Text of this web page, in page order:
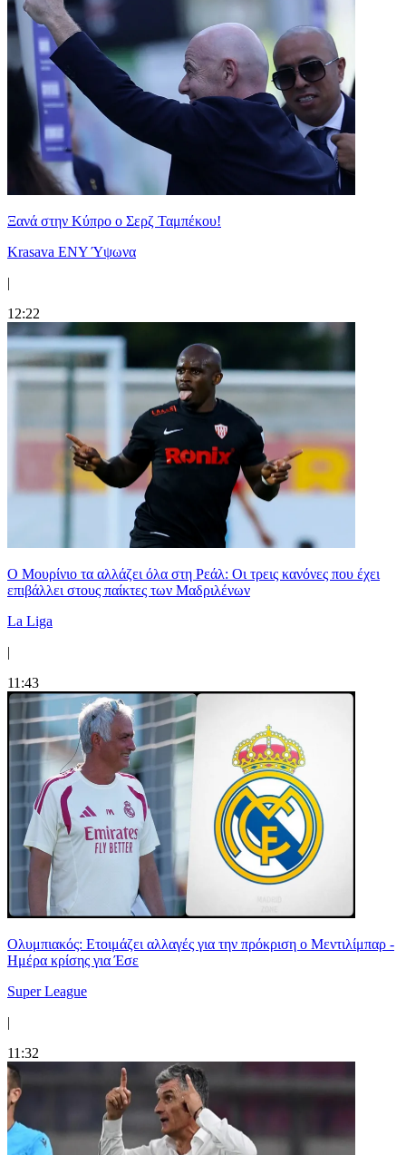
Ξανά στην Κύπρο ο Σερζ Ταμπέκου!
Krasava ENY Ύψωνα
|
12:22
Ο Μουρίνιο τα αλλάζει όλα στη Ρεάλ: Οι τρεις κανόνες που έχει
επιβάλλει στους παίκτες των Μαδριλένων
La Liga
|
11:43
Ολυμπιακός: Ετοιμάζει αλλαγές για την πρόκριση ο Μεντιλίμπαρ -
Ημέρα κρίσης για Έσε
Super League
|
11:32